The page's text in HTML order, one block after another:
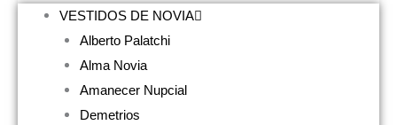
VESTIDOS DE NOVIA
Alberto Palatchi
Alma Novia
Amanecer Nupcial
Demetrios